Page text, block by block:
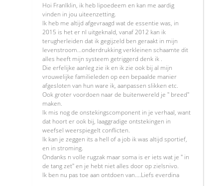
Hoi Franlklin, ik heb lipoedeem en kan me aardig
vinden in jou uiteenzetting.
Ik heb me altijd afgevraagd wat de essentie was, in
2015 is het er nl uitgeknald, vanaf 2012 kan ik
terugherleiden dat ik gegijzeld ben geraakt in mijn
levenstroom...onderdrukking verkleinen schaamte dit
alles heeft mijn systeem getriggerd denk ik .
Die erfelijke aanleg zie ik en ik zie ook bij al mijn
vrouwelijke familieleden op een bepaalde manier
afgesloten van hun ware ik, aanpassen slikken etc.
Ook groter voordoen naar de buitenwereld je " breed"
maken.
Ik mis nog de onstekingscomponent in je verhaal, want
dat hoort er ook bij, laaggradige ontstekingen in
weefsel weerspiegelt conflicten.
Ik kan je zeggen its a hell of a job ik was altijd sportief,
en in stroming.
Ondanks n volle rugzak maar soma is er iets wat je " in
de tang zet" en je hebt niet alles door op zielsnivo.
Ik ben nu pas toe aan ontdoen van....Liefs everdina